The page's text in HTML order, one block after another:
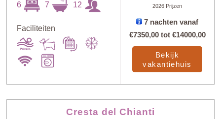
6 7 12
Faciliteiten
2026 Prijzen
7 nachten vanaf
€7350,00tot €14000,00
Bekijk
vakantiehuis
Cresta del Chianti